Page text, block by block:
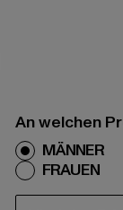
An welchen
MÄNNER
FRAUEN